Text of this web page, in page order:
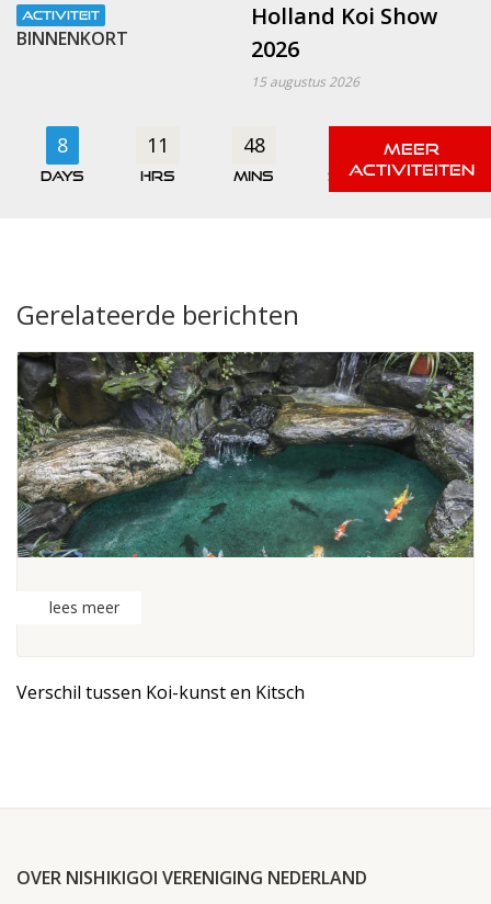
ACTIVITEIT
BINNENKORT
Holland Koi Show
2026
15 augustus 2026
8
days
11
hrs
48
mins secs
Gerelateerde berichten
lees meer
Verschil tussen Koi-kunst en Kitsch
OVER NISHIKIGOI VERENIGING NEDERLAND